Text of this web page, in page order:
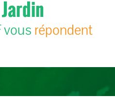
vous répondent